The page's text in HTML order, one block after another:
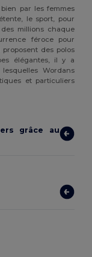
par les femmes
le sport, pour
millions chaque
féroce pour
des polos
élégantes, il y a
Wordans
et particuliers
grâce au